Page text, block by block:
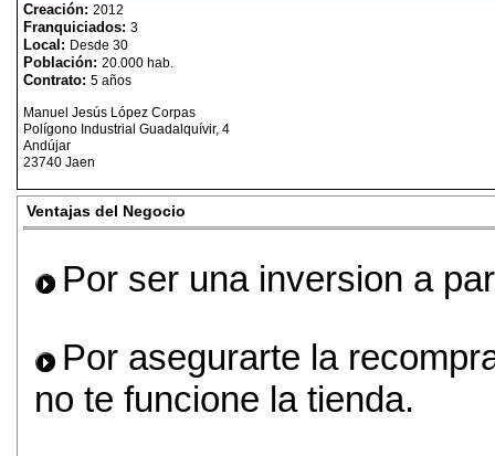
Creación: 2012
Franquiciados: 3
Local: Desde 30
Población: 20.000 hab.
Contrato: 5 años
Manuel Jesús López Corpas
Polígono Industrial Guadalquívir, 4
Andújar
23740 Jaen
Ventajas del Negocio
Por ser una inversion a
Por asegurarte la
no te funcione la tienda.